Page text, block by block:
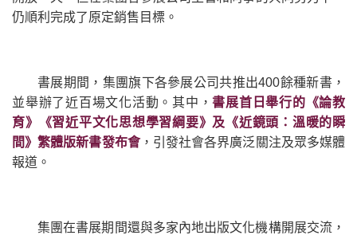
仍順利完成了原定銷售目標。
書展期間，集團旗下各參展公司共推出400餘種新書，
並舉辦了近百場文化活動。其中，書展首日舉行的《論教
育》《習近平文化思想學習綱要》及《近鏡頭：溫暖的瞬
間》繁體版新書發布會，引發社會各界廣泛關注及眾多媒體
報道。
集團在書展期間還與多家內地出版文化機構開展交流，